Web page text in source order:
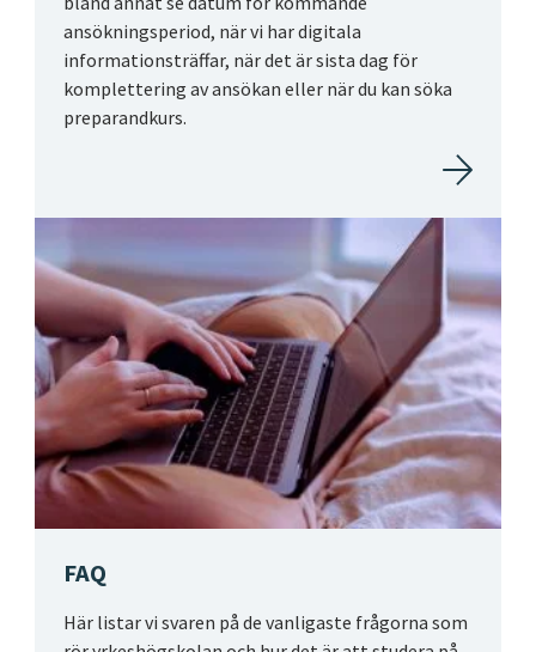
ansökningsperiod, när vi har digitala
informationsträffar, när det är sista dag för
komplettering av ansökan eller när du kan söka
preparandkurs.
FAQ
Här listar vi svaren på de vanligaste frågorna som